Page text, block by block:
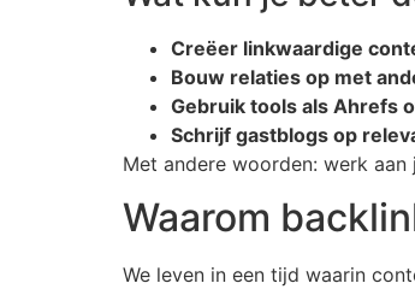
Creëer linkwaardige
Bouw relaties op met
Gebruik tools als Ahrefs
Schrijf gastblogs op
Met andere woorden: werk
Waarom
We leven in een tijd waarin